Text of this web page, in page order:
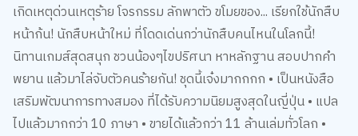
เกิดเหตุด่วนเหตุร้าย โจรกรรม ลักพาตัว ขโมยของ... เรียกใช้นักสืบ
หน้าก้น! นักสืบหน้าใหม่ ที่โดดเด่นกว่านักสืบคนไหนในโลกนี้!
นิทานเกมส์สุดสนุก ชวนน้องๆไขปริศนา หาหลักฐาน สอบปากคำ
พยาน แล้วมาไล่จับตัวคนร้ายกัน! ชุดนี้เจ๋งมากกกก • เป็นหนังสือ
เสริมพัฒนาการทางสมอง ที่ได้รับความนิยมสูงสุดในญี่ปุ่น • แปล
ไปแล้วมากกว่า 10 ภาษา • ขายได้แล้วกว่า 11 ล้านเล่มทั่วโลก •